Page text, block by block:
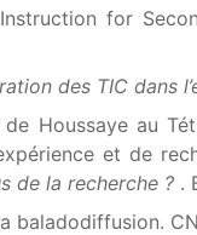
for
des TIC dans
Houssaye au
et de
de la recherche ? .
baladodiffusion.